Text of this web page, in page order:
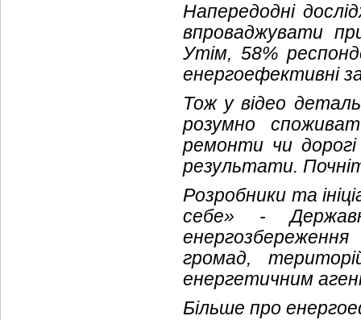
Напередодні
впроваджувати
Утім, 58%
енергоефективні
Тож у відео
розумно
ремонти чи
результати.
Розробники та
себе» -
громад,
енергетичним
Більше про